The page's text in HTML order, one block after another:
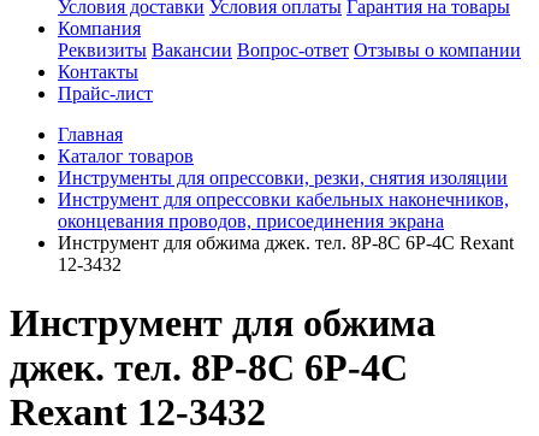
Условия доставки Условия оплаты Гарантия на товары
Компания
Реквизиты Вакансии Вопрос-ответ Отзывы о компании
Контакты
Прайс-лист
Главная
Каталог товаров
Инструменты для опрессовки, резки, снятия изоляции
Инструмент для опрессовки кабельных наконечников,
оконцевания проводов, присоединения экрана
Инструмент для обжима джек. тел. 8P-8C 6P-4C Rexant
12-3432
Инструмент для обжима
джек. тел. 8P-8C 6P-4C
Rexant 12-3432